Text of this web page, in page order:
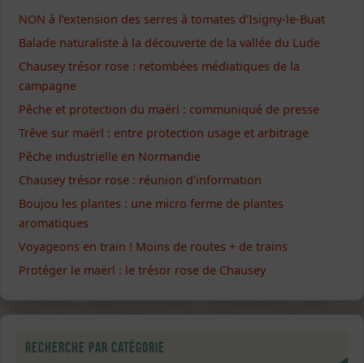
NON à l’extension des serres à tomates d’Isigny-le-Buat
Balade naturaliste à la découverte de la vallée du Lude
Chausey trésor rose : retombées médiatiques de la
campagne
Pêche et protection du maërl : communiqué de presse
Trêve sur maërl : entre protection usage et arbitrage
Pêche industrielle en Normandie
Chausey trésor rose : réunion d’information
Boujou les plantes : une micro ferme de plantes
aromatiques
Voyageons en train ! Moins de routes + de trains
Protéger le maërl : le trésor rose de Chausey
Recherche par catégorie